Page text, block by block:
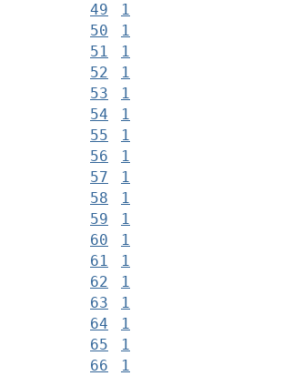
49
1
50
1
51
1
52
1
53
1
54
1
55
1
56
1
57
1
58
1
59
1
60
1
61
1
62
1
63
1
64
1
65
1
66
1